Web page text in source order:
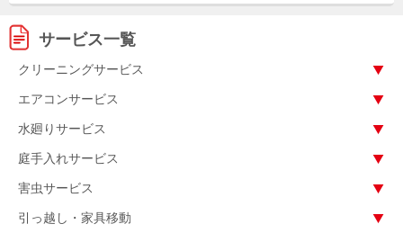
サービス一覧
クリーニングサービス
エアコンサービス
水廻りサービス
庭手入れサービス
害虫サービス
引っ越し・家具移動